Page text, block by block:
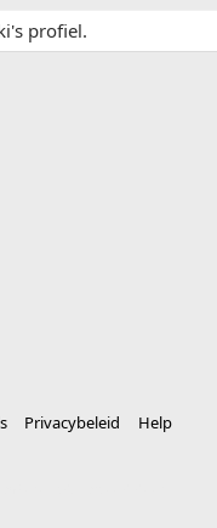
profiel.
Privacybeleid
Help